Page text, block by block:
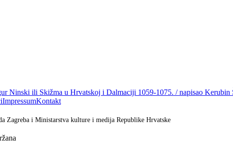
Ninski ili Skižma u Hrvatskoj i Dalmaciji 1059-1075. / napisao Kerubin
ImpressumKontakt
Zagreba i Ministarstva kulture i medija Republike Hrvatske